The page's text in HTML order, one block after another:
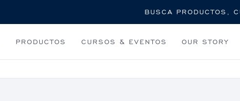
PRODUCTOS CURSOS & EVENTOS OUR STORY